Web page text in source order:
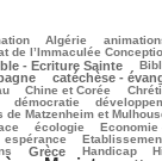
Algérie
de l’Immaculée
- Ecriture Sainte
catéchèse -
Chine et Corée
démocratie
de Matzenheim et
écologie Economie
espérance
Grèce Handicap